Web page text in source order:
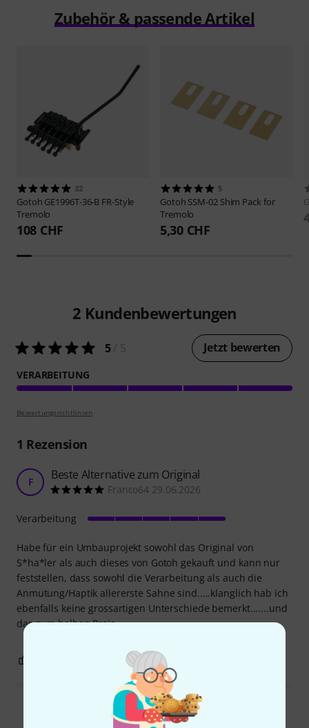
Zubehör & passende Artikel
32
Gotoh GE1996T-36-B FR-Style
Tremolo
108 CHF
5
Gotoh SSM-02 Shim Pack for
Tremolo
5,30 CHF
2 Kundenbewertungen
5/ 5 Jetzt bewerten
VERARBEITUNG
Bewertungsrichtlinien
1 Rezension
F Beste Alternative zum Original
Franco64 29.06.2026
Habe für ein Umbauprojekt sowohl das Original von
S*ha*ler als auch dieses von Gotoh gekauft und kann nur
feststellen, dass sowohl die Verarbeitung als auch die
Anmutung/Haptik allererste Sahne sind.....klanglich hab ich
ebenfalls keine grossartigen Unterschiede bemerkt.......und
das zum halben Preis....
Verarbeitung
BEWERTUNG MELDEN
Alle Bewertungen lesen